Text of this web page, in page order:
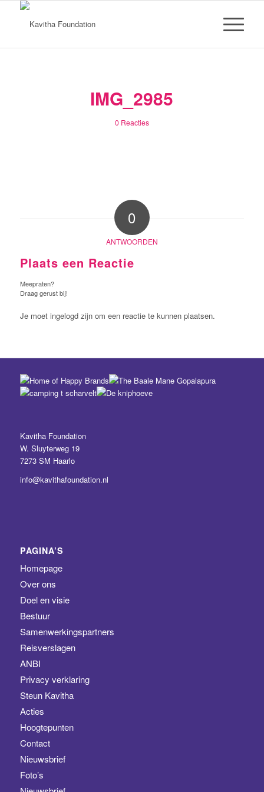
IMG_2985
0 Reacties
0
ANTWOORDEN
Plaats een Reactie
Meepraten?
Draag gerust bij!
Je moet ingelogd zijn om een reactie te kunnen plaatsen.
Kavitha Foundation
W. Sluyterweg 19
7273 SM Haarlo
info@kavithafoundation.nl
PAGINA’S
Homepage
Over ons
Doel en visie
Bestuur
Samenwerkingspartners
Reisverslagen
ANBI
Privacy verklaring
Steun Kavitha
Acties
Hoogtepunten
Contact
Nieuwsbrief
Foto’s